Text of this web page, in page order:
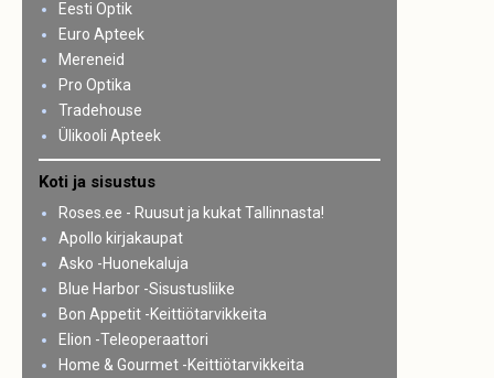
Eesti Optik
Euro Apteek
Mereneid
Pro Optika
Tradehouse
Ülikooli Apteek
Koti ja sisustus
Roses.ee - Ruusut ja kukat Tallinnasta!
Apollo kirjakaupat
Asko -Huonekaluja
Blue Harbor -Sisustusliike
Bon Appetit -Keittiötarvikkeita
Elion -Teleoperaattori
Home & Gourmet -Keittiötarvikkeita